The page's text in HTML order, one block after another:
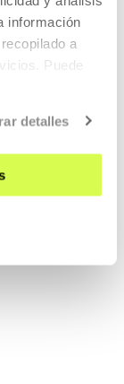
información
a
Puede
detalles